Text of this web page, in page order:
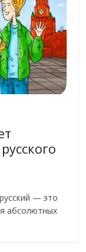
— это
абсолютных